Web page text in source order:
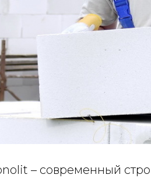
– современный